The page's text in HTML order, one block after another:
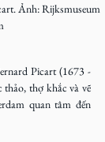
Ảnh: Rijksmuseum
Picart (1673 -
thảo, thợ khắc và vẽ
quan tâm đến